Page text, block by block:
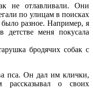
не отлавливали. Они
по улицам в поисках
разное. Например, я
детстве меня покусала
бродячих собак с
пса. Он дал им клички,
рассказывал о своих